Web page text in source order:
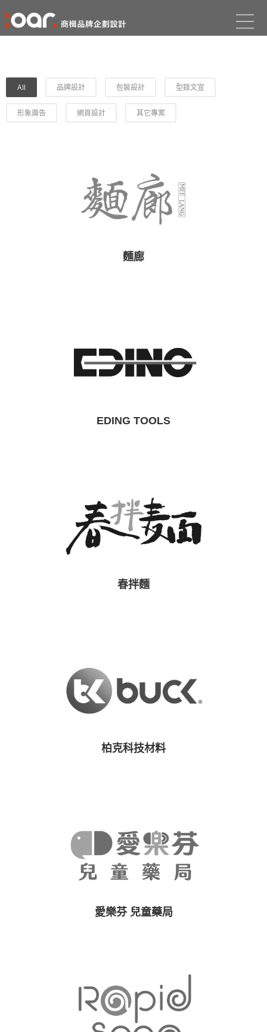
All 品牌設計 包裝設計 型錄文宣
形象廣告 網頁設計 其它專案
麵廊
EDING TOOLS
春拌麵
柏克科技材料
愛樂芬 兒童藥局